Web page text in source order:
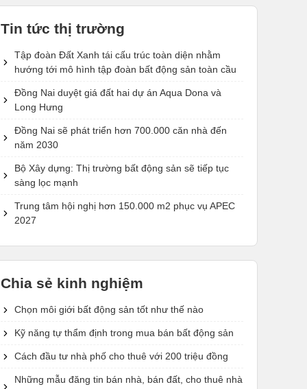
Tin tức thị trường
Tập đoàn Đất Xanh tái cấu trúc toàn diện nhằm
hướng tới mô hình tập đoàn bất động sản toàn cầu
Đồng Nai duyệt giá đất hai dự án Aqua Dona và
Long Hưng
Đồng Nai sẽ phát triển hơn 700.000 căn nhà đến
năm 2030
Bộ Xây dựng: Thị trường bất động sản sẽ tiếp tục
sàng lọc mạnh
Trung tâm hội nghị hơn 150.000 m2 phục vụ APEC
2027
Chia sẻ kinh nghiệm
Chọn môi giới bất động sản tốt như thế nào
Kỹ năng tự thẩm định trong mua bán bất động sản
Cách đầu tư nhà phố cho thuê với 200 triệu đồng
Những mẫu đăng tin bán nhà, bán đất, cho thuê nhà